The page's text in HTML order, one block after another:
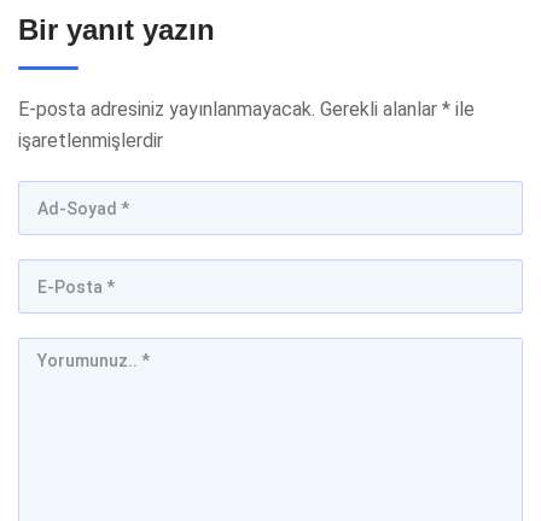
Bir yanıt yazın
E-posta adresiniz yayınlanmayacak. Gerekli alanlar * ile
işaretlenmişlerdir